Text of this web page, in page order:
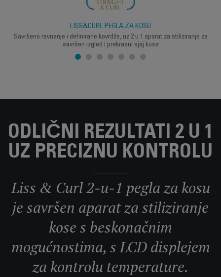
LISS&CURL PEGLA ZA KOSU
Savršeno ravnanje i definirane kovrdže, uz 2 u 1 aparat za stiliziranje za
savršen izgled i prekrasni sjaj kose
ODLIČNI REZULTATI 2 U 1
UZ PRECIZNU KONTROLU
Liss & Curl 2-u-1 pegla za kosu
je savršen aparat za stiliziranje
kose s beskonačnim
mogućnostima, s LCD displejem
za kontrolu temperature.